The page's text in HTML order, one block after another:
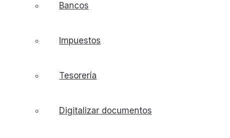
Bancos
Impuestos
Tesorería
Digitalizar documentos